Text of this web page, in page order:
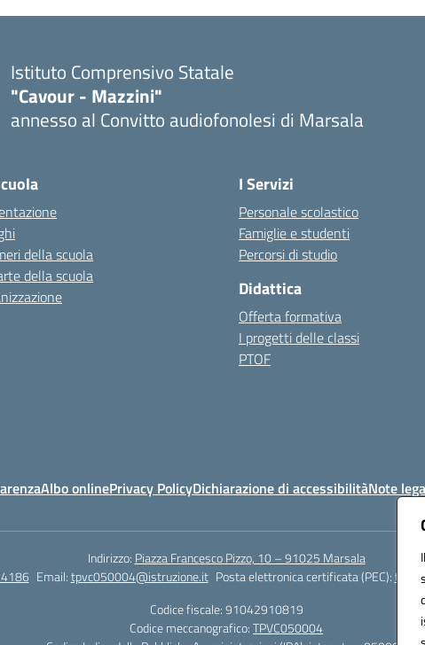
Istituto Comprensivo Statale
"Cavour - Mazzini"
annesso al Convitto audiofonolesi di Marsala
della scuola
della scuola
I Servizi
Personale scolastico
Famiglie e studenti
Percorsi di studio
Didattica
Offerta formativa
I progetti delle classi
PTOF
Albo onlinePrivacy PolicyDichiarazione di accessibilitàNote
Indirizzo: Piazza Francesco Pizzo, 10 – 91025 Marsala
Email:tpvc050004@istruzione.it Posta elettronica certificata (PEC):
Codice fiscale: 91042910819
Codice meccanografico:TPVC050004